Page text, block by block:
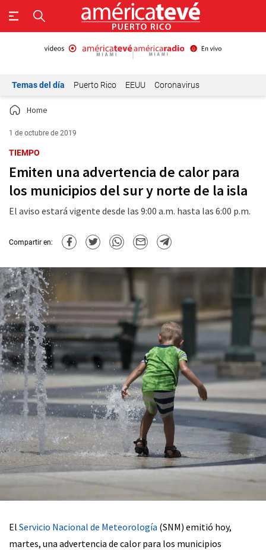
Temas del día Puerto Rico EEUU Coronavirus
Home
1 de octubre de 2019
TIEMPO
Emiten una advertencia de calor para
los municipios del sur y norte de la isla
El aviso estará vigente desde las 9:00 a.m. hasta las 6:00 p.m.
Compartir en:
El Servicio Nacional de Meteorología (SNM) emitió hoy,
martes, una advertencia de calor para los municipios